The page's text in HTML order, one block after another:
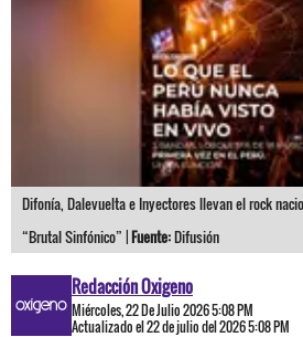
Difonía, Dalevuelta e Inyectores llevan el rock
“Brutal Sinfónico” |Fuente:Difusión
Redacción Oxigeno
Miércoles, 22 De Julio 2026 5:08 PM
Actualizado el 22 de julio del 2026 5:08 PM